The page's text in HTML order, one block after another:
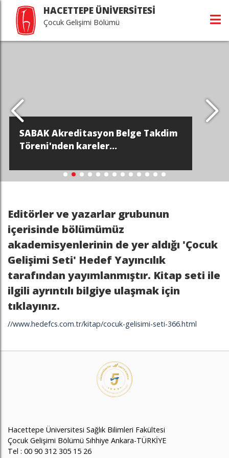
HACETTEPE ÜNİVERSİTESİ
Çocuk Gelişimi Bölümü
SABAK Akreditasyon Belge Takdim
Töreni'nden kareler...
Editörler ve yazarlar grubunun
içerisinde bölümümüz
akademisyenlerinin de yer aldığı 'Çocuk
Gelişimi Seti' Hedef Yayıncılık
tarafından yayımlanmıştır. Kitap seti ile
ilgili ayrıntılı bilgiye ulaşmak için
tıklayınız.
//www.hedefcs.com.tr/kitap/cocuk-gelisimi-seti-366.html
Hacettepe Üniversitesi Sağlık Bilimleri Fakültesi
Çocuk Gelişimi Bölümü Sıhhiye Ankara-TÜRKİYE
Tel : 00 90 312 305 15 26